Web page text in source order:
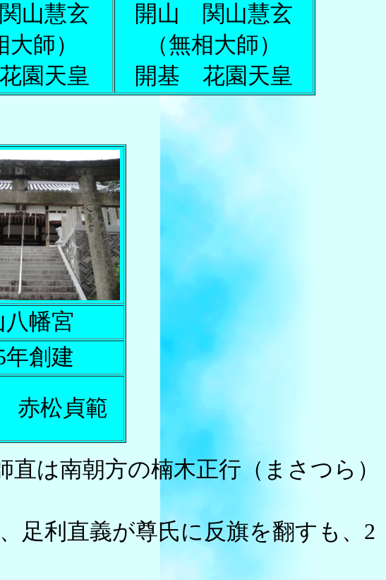
山慧玄
大師）
園天皇
開山 関山慧玄
（無相大師）
開基 花園天皇
八幡宮
年創建
赤松貞範
は南朝方の楠木正行（まさつら）
足利直義が尊氏に反旗を翻すも、2